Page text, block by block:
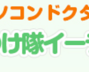
パソコンの出張修理は
場で対応いたします。